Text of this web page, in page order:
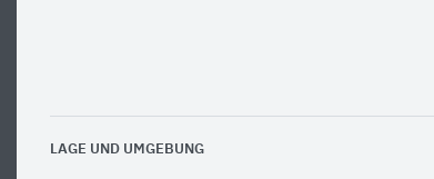
LAGE UND UMGEBUNG